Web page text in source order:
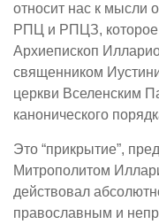
относит нас к мысли
РПЦ и РПЦЗ, которое
Архиепископ
священником
церкви Вселенским
канонического
Это “прикрытие”,
Митрополитом
действовал
православным и